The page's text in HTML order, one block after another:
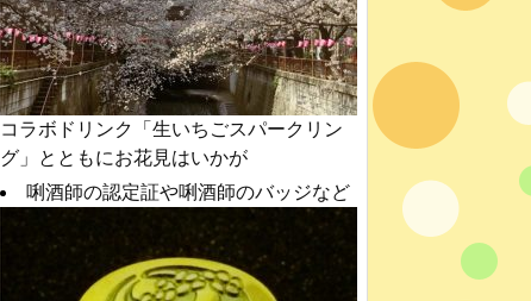
コラボドリンク「生いちごスパークリン
グ」とともにお花見はいかが
唎酒師の認定証や唎酒師のバッジなど